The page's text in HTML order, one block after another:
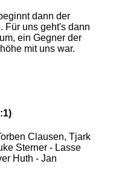
dann der
Für uns geht's dann
ein Gegner der
mit uns war.
Clausen, Tjark
Sterner - Lasse
Huth - Jan